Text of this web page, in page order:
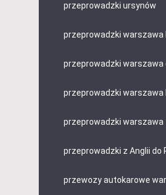
przeprowadzki ursynów
przeprowadzki warszawa
przeprowadzki warszawa
przeprowadzki warszawa
przeprowadzki warszawa
przeprowadzki z Anglii do
przewozy autokarowe